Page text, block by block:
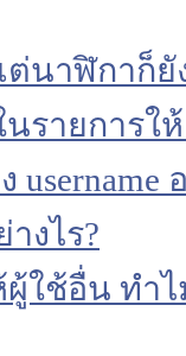
ต่นาฬิกาก็ยั
รายการใ
งไร?
ใช้อื่น ทำ